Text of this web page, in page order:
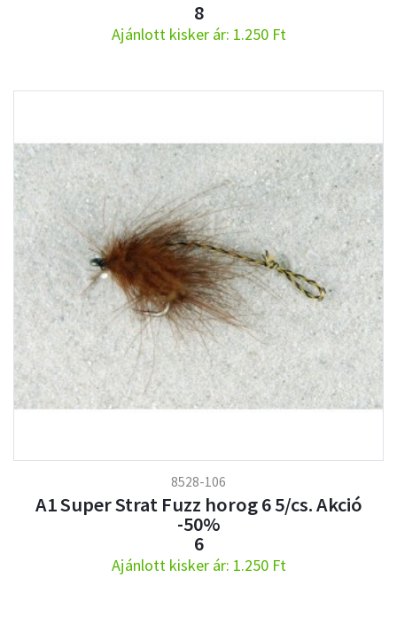
8
Ajánlott kisker ár: 1.250 Ft
8528-106
A1 Super Strat Fuzz horog 6 5/cs. Akció
-50%
6
Ajánlott kisker ár: 1.250 Ft